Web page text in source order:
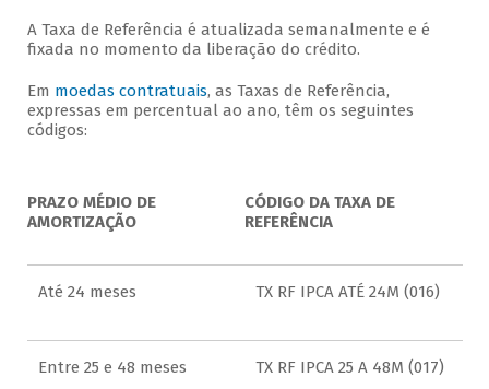
A Taxa de Referência é atualizada semanalmente e é
fixada no momento da liberação do crédito.
Em moedas contratuais, as Taxas de Referência,
expressas em percentual ao ano, têm os seguintes
códigos:
PRAZO MÉDIO DE
AMORTIZAÇÃO
CÓDIGO DA TAXA DE
REFERÊNCIA
Até 24 meses TX RF IPCA ATÉ 24M (016)
Entre 25 e 48 meses TX RF IPCA 25 A 48M (017)